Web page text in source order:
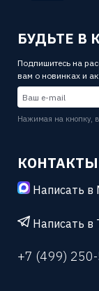
БУДЬТЕ В
Подпишитесь на
вам о новинках и
Нажимая на кнопку,
КОНТАКТЫ
Написать в
Написать в
+7 (499)